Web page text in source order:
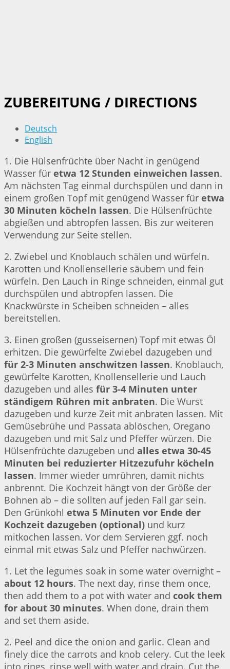
ZUBEREITUNG / DIRECTIONS
Deutsch
English
1. Die Hülsenfrüchte über Nacht in genügend
Wasser für etwa 12 Stunden einweichen lassen.
Am nächsten Tag einmal durchspülen und dann in
einem großen Topf mit genügend Wasser für etwa
30 Minuten köcheln lassen. Die Hülsenfrüchte
abgießen und abtropfen lassen. Bis zur weiteren
Verwendung zur Seite stellen.
2. Zwiebel und Knoblauch schälen und würfeln.
Karotten und Knollensellerie säubern und fein
würfeln. Den Lauch in Ringe schneiden, einmal gut
durchspülen und abtropfen lassen. Die
Knackwürste in Scheiben schneiden – alles
bereitstellen.
3. Einen großen (gusseisernen) Topf mit etwas Öl
erhitzen. Die gewürfelte Zwiebel dazugeben und
für 2-3 Minuten anschwitzen lassen. Knoblauch,
gewürfelte Karotten, Knollensellerie und Lauch
dazugeben und alles für 3-4 Minuten unter
ständigem Rühren mit anbraten. Die Wurst
dazugeben und kurze Zeit mit anbraten lassen. Mit
Gemüsebrühe und Passata ablöschen, Oregano
dazugeben und mit Salz und Pfeffer würzen. Die
Hülsenfrüchte dazugeben und alles etwa 30-45
Minuten bei reduzierter Hitzezufuhr köcheln
lassen. Immer wieder umrühren, damit nichts
anbrennt. Die Kochzeit hängt von der Größe der
Bohnen ab – die sollten auf jeden Fall gar sein.
Den Grünkohl etwa 5 Minuten vor Ende der
Kochzeit dazugeben (optional) und kurz
mitkochen lassen. Vor dem Servieren ggf. noch
einmal mit etwas Salz und Pfeffer nachwürzen.
1. Let the legumes soak in some water overnight –
about 12 hours. The next day, rinse them once,
then add them to a pot with water and cook them
for about 30 minutes. When done, drain them
and set them aside.
2. Peel and dice the onion and garlic. Clean and
finely dice the carrots and knob celery. Cut the leek